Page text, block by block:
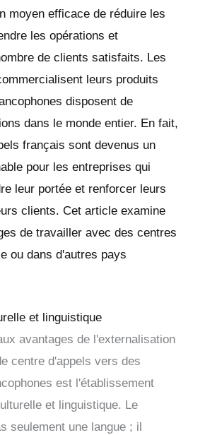
moyen efficace de réduire les
les opérations et
de clients satisfaits. Les
leurs produits
disposent de
dans le monde entier. En fait,
français sont devenus un
pour les entreprises qui
leur portée et renforcer leurs
clients. Cet article examine
de travailler avec des centres
ou dans d'autres pays
et linguistique
avantages de l'externalisation
centre d'appels vers des
est l'établissement
et linguistique. Le
seulement une langue ; il